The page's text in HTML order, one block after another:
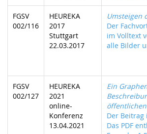
FGSV
002/116
HEUREKA
2017
Stuttgart
22.03.2017
Umsteigen
Der
im Volltext
alle Bilder
FGSV
002/127
HEUREKA
2021
online-
Konferenz
13.04.2021
Ein
Der
Das PDF